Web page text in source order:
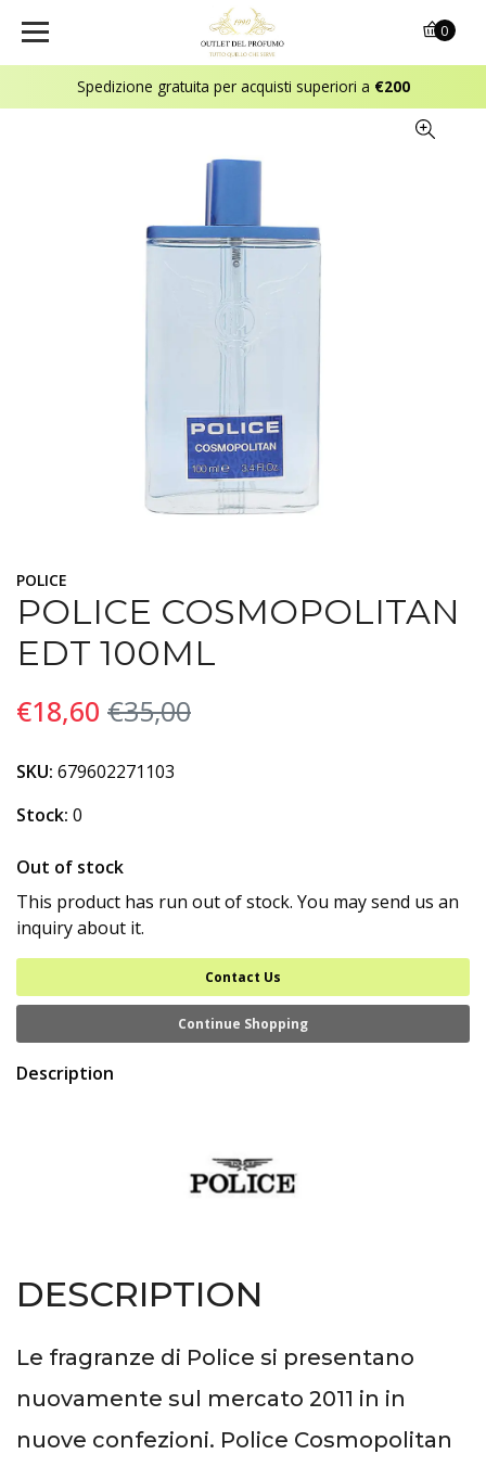
Spedizione gratuita per acquisti superiori a €200
0
POLICE
POLICE COSMOPOLITAN
EDT 100ML
€18,60 €35,00
SKU: 679602271103
Stock: 0
Out of stock
This product has run out of stock. You may send us an
inquiry about it.
Contact Us
Continue Shopping
Description
DESCRIPTION
Le fragranze di Police si presentano
nuovamente sul mercato 2011 in in
nuove confezioni. Police Cosmopolitan